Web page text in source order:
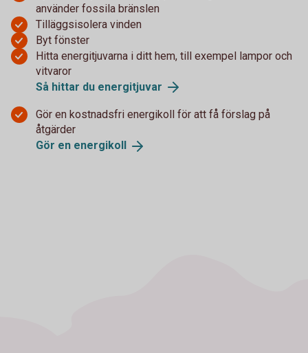
använder fossila bränslen
Tilläggsisolera vinden
Byt fönster
Hitta energitjuvarna i ditt hem, till exempel lampor och
vitvaror
Så hittar du energitjuvar
Gör en kostnadsfri energikoll för att få förslag på
åtgärder
Gör en energikoll